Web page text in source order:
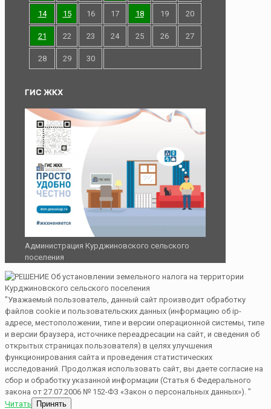
14 15 16 17 18 19 20
21 22 23 24 25 26 27
28 29 30
ГИС ЖКХ
Администрация Курджиновского сельского
поселения
"Уважаемый пользователь, данный сайт производит обработку
файлов cookie и пользовательских данных (информацию об ip-
адресе, местоположении, типе и версии операционной системы, типе
и версии браузера, источнике переадресации на сайт, и сведения об
открытых страницах пользователя) в целях улучшения
функционирования сайта и проведения статистических
исследований. Продолжая использовать сайт, вы даете согласие на
сбор и обработку указанной информации (Статья 6 Федерального
закона от 27.07.2006 № 152-ФЗ «Закон о персональных данных»). "
Читать
Принять